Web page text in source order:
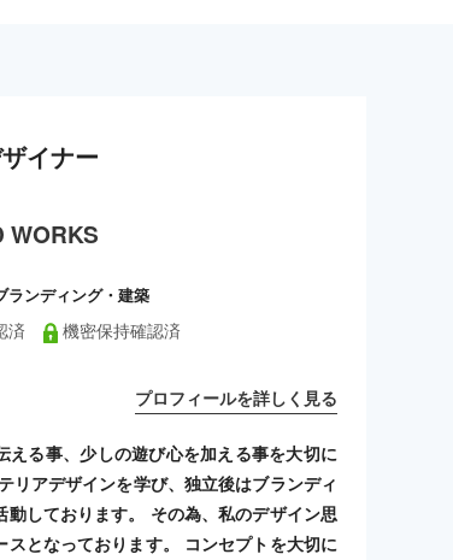
イナー
WORKS
ランディング・建築
済 機密保持確認済
プロフィールを詳しく見る
える事、少しの遊び心を加える事を大切に
リアデザインを学び、独立後はブランディ
動しております。 その為、私のデザイン思
スとなっております。 コンセプトを大切に